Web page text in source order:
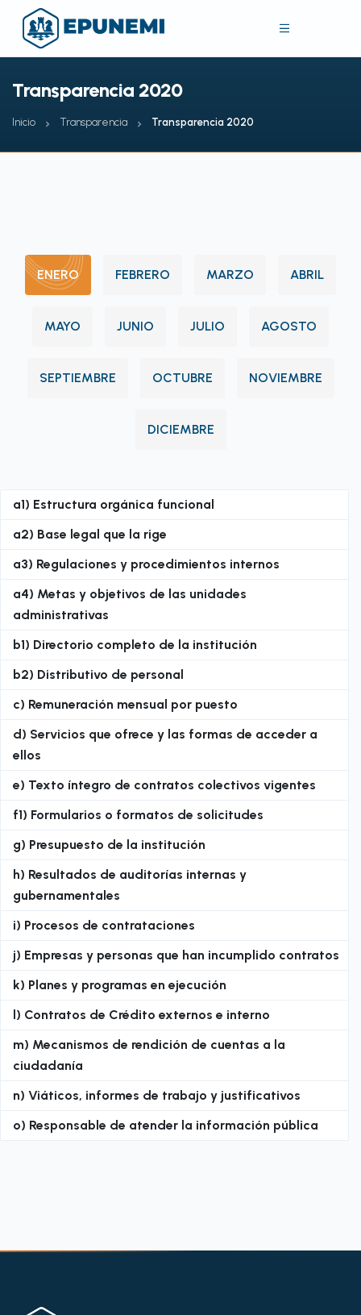
Transparencia 2020
Inicio Transparencia Transparencia 2020
ENERO FEBRERO MARZO ABRIL
MAYO JUNIO JULIO AGOSTO
SEPTIEMBRE OCTUBRE NOVIEMBRE
DICIEMBRE
a1) Estructura orgánica funcional
a2) Base legal que la rige
a3) Regulaciones y procedimientos internos
a4) Metas y objetivos de las unidades
administrativas
b1) Directorio completo de la institución
b2) Distributivo de personal
c) Remuneración mensual por puesto
d) Servicios que ofrece y las formas de acceder a
ellos
e) Texto íntegro de contratos colectivos vigentes
f1) Formularios o formatos de solicitudes
g) Presupuesto de la institución
h) Resultados de auditorías internas y
gubernamentales
i) Procesos de contrataciones
j) Empresas y personas que han incumplido contratos
k) Planes y programas en ejecución
l) Contratos de Crédito externos e interno
m) Mecanismos de rendición de cuentas a la
ciudadanía
n) Viáticos, informes de trabajo y justificativos
o) Responsable de atender la información pública